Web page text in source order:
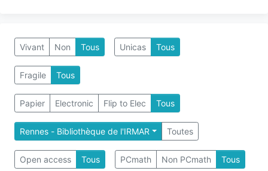
Vivant Non Tous Unicas Tous
Fragile Tous
Papier Electronic Flip to Elec Tous
Rennes - Bibliothèque de l'IRMAR Toutes
Open access Tous PCmath Non PCmath Tous